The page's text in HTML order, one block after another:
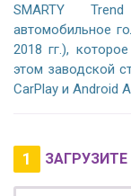
SMARTY Trend
автомобильное
2018 гг.),
этом заводской
CarPlay и Android
1